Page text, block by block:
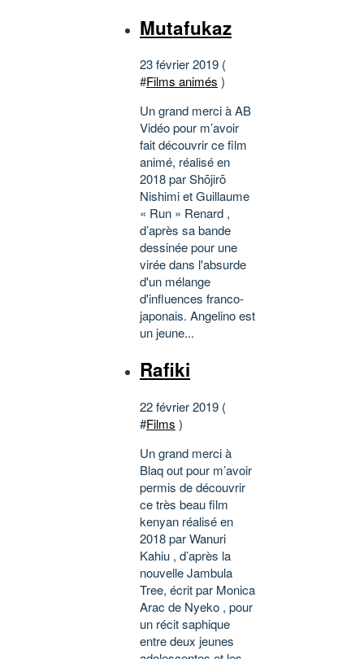
Mutafukaz
23 février 2019 (
#Films animés )
Un grand merci à AB
Vidéo pour m’avoir
fait découvrir ce film
animé, réalisé en
2018 par Shōjirō
Nishimi et Guillaume
« Run » Renard ,
d’après sa bande
dessinée pour une
virée dans l'absurde
d'un mélange
d'influences franco-
japonais. Angelino est
un jeune...
Rafiki
22 février 2019 (
#Films )
Un grand merci à
Blaq out pour m’avoir
permis de découvrir
ce très beau film
kenyan réalisé en
2018 par Wanuri
Kahiu , d’après la
nouvelle Jambula
Tree, écrit par Monica
Arac de Nyeko , pour
un récit saphique
entre deux jeunes